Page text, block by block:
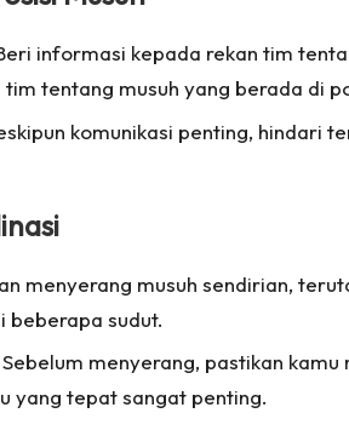
informasi kepada rekan tim
tentang musuh yang berada di
komunikasi penting, hindari
menyerang musuh sendirian,
beberapa sudut.
Sebelum menyerang, pastikan
yang tepat sangat penting.